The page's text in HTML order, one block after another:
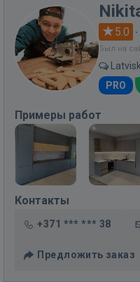
5.0 ·
Был на
PRO
Примеры работ
Контакты
+371 *** *** 38
Предложить заказ